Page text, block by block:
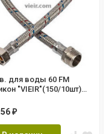
для воды 60 FM
"VIEIR"(150/10шт)
₽